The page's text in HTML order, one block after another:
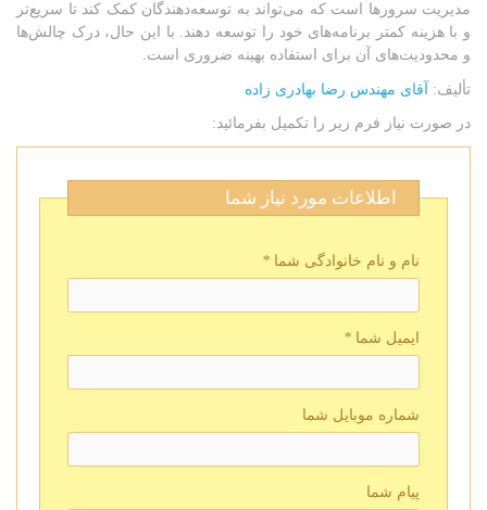
مدیریت سرورها است که می‌تواند به توسعه‌دهندگان کمک کند تا سریع‌تر
و با هزینه کمتر برنامه‌های خود را توسعه دهند. با این حال، درک چالش‌ها
و محدودیت‌های آن برای استفاده بهینه ضروری است.
تألیف: آقای مهندس رضا بهادری زاده
در صورت نیاز فرم زیر را تکمیل بفرمائید:
اطلاعات مورد نیاز شما
نام و نام خانوادگی شما *
ایمیل شما *
شماره موبایل شما
پیام شما